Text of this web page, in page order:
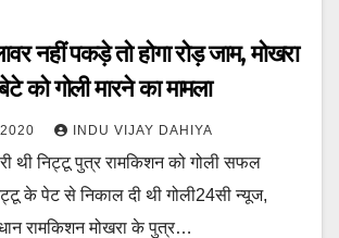
नहीं पकड़े तो होगा रोड़ जाम, मोखरा
को गोली मारने का मामला
INDU VIJAY DAHIYA
थी निट्टू पुत्र रामकिशन को गोली सफल
के पेट से निकाल दी थी गोली24सी न्यूज,
रामकिशन मोखरा के पुत्र…